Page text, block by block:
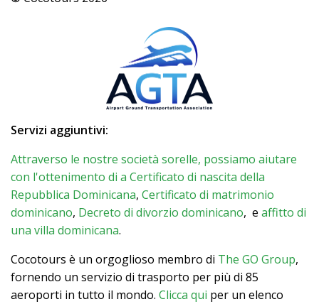
Servizi aggiuntivi:
Attraverso le nostre società sorelle, possiamo aiutare
con l'ottenimento di a Certificato di nascita della
Repubblica Dominicana, Certificato di matrimonio
dominicano, Decreto di divorzio dominicano, e affitto di
una villa dominicana.
Cocotours è un orgoglioso membro di The GO Group,
fornendo un servizio di trasporto per più di 85
aeroporti in tutto il mondo. Clicca qui per un elenco